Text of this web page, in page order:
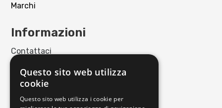
Marchi
Informazioni
Contattaci
Privacy policy
Termini e condizioni
Questo sito web utilizza
cookie
Questo sito web utilizza i cookie per